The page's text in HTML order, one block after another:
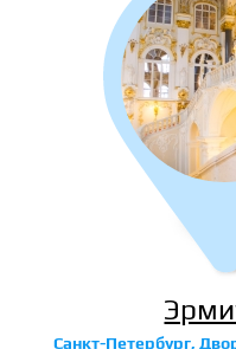
Санкт-Петербург,